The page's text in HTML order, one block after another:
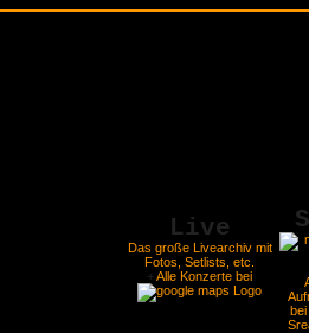
Live
Das große Livearchiv mit
Fotos, Setlists, etc.
+ Alle Konzerte bei
bei